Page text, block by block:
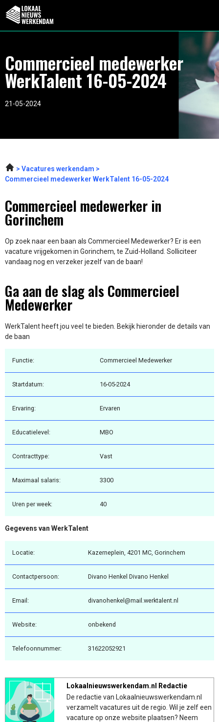
Commercieel medewerker
WerkTalent 16-05-2024
21-05-2024
Vacatures werkendam
Commercieel medewerker WerkTalent 16-05-2024
Commercieel medewerker in
Gorinchem
Op zoek naar een baan als Commercieel Medewerker? Er is een
vacature vrijgekomen in Gorinchem, te Zuid-Holland. Solliciteer
vandaag nog en verzeker jezelf van de baan!
Ga aan de slag als Commercieel
Medewerker
WerkTalent heeft jou veel te bieden. Bekijk hieronder de details van
de baan
Functie: Commercieel Medewerker
Startdatum: 16-05-2024
Ervaring: Ervaren
Educatielevel: MBO
Contracttype: Vast
Maximaal salaris: 3300
Uren per week: 40
Gegevens van WerkTalent
Locatie: Kazerneplein, 4201 MC, Gorinchem
Contactpersoon: Divano Henkel Divano Henkel
Email: divanohenkel@mail.werktalent.nl
Website: onbekend
Telefoonnummer: 31622052921
Lokaalnieuwswerkendam.nl Redactie
De redactie van Lokaalnieuwswerkendam.nl
verzamelt vacatures uit de regio. Wil je zelf een
vacature op onze website plaatsen? Neem